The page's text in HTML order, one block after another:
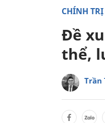
CHÍNH TRỊ
Đề
thể,
Trần